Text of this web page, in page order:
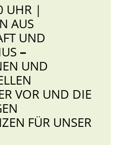
UHR |
AUS
UND
–
UND
VOR UND DIE
FÜR UNSER